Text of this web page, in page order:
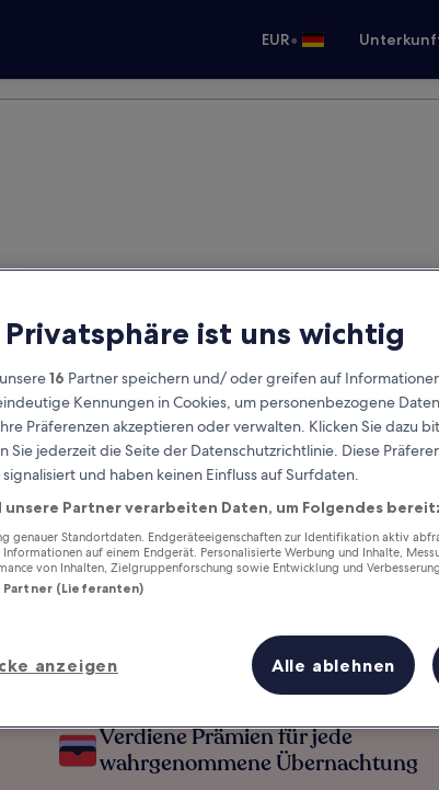
EUR•
Verdiene Prämien für jede
wahrgenommene Übernachtung
Privatsphäre ist uns wichtig
16 Partner speichern und/ oder greifen auf
Kennungen in Cookies, um personenbezogene
Präferenzen akzeptieren oder verwalten. Klicken Sie dazu
Sie jederzeit die Seite der Datenschutzrichtlinie. Diese
signalisiert und haben keinen Einfluss auf Surfdaten.
unsere Partner verarbeiten Daten, um Folgendes
genauer Standortdaten. Endgeräteeigenschaften zur Identifikation aktiv
auf einem Endgerät. Personalisierte Werbung und Inhalte,
von Inhalten, Zielgruppenforschung sowie Entwicklung und
Partner (Lieferanten)
anzeigen Alle ablehnen